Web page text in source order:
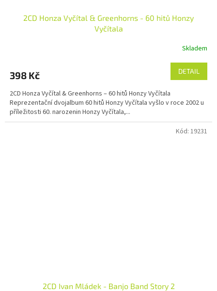
2CD Honza Vyčítal & Greenhorns - 60 hitů Honzy
Vyčítala
Skladem
398 Kč DETAIL
2CD Honza Vyčítal & Greenhorns – 60 hitů Honzy Vyčítala
Reprezentační dvojalbum 60 hitů Honzy Vyčítala vyšlo v roce 2002 u
příležitosti 60. narozenin Honzy Vyčítala,...
2CD Ivan Mládek - Banjo Band Story 2
Kód: 19231